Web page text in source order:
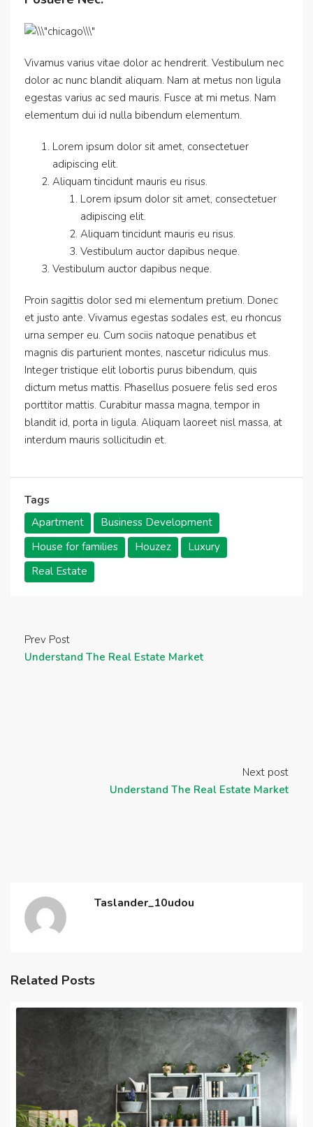
Vivamus varius vitae dolor ac hendrerit. Vestibulum nec
dolor ac nunc blandit aliquam. Nam at metus non ligula
egestas varius ac sed mauris. Fusce at mi metus. Nam
elementum dui id nulla bibendum elementum.
Lorem ipsum dolor sit amet, consectetuer
adipiscing elit.
Aliquam tincidunt mauris eu risus.
Lorem ipsum dolor sit amet, consectetuer
adipiscing elit.
Aliquam tincidunt mauris eu risus.
Vestibulum auctor dapibus neque.
Vestibulum auctor dapibus neque.
Proin sagittis dolor sed mi elementum pretium. Donec
et justo ante. Vivamus egestas sodales est, eu rhoncus
urna semper eu. Cum sociis natoque penatibus et
magnis dis parturient montes, nascetur ridiculus mus.
Integer tristique elit lobortis purus bibendum, quis
dictum metus mattis. Phasellus posuere felis sed eros
porttitor mattis. Curabitur massa magna, tempor in
blandit id, porta in ligula. Aliquam laoreet nisl massa, at
interdum mauris sollicitudin et.
Tags
Apartment
Business Development
House for families
Houzez
Luxury
Real Estate
Prev Post
Understand The Real Estate Market
Next post
Understand The Real Estate Market
Taslander_10udou
Related Posts